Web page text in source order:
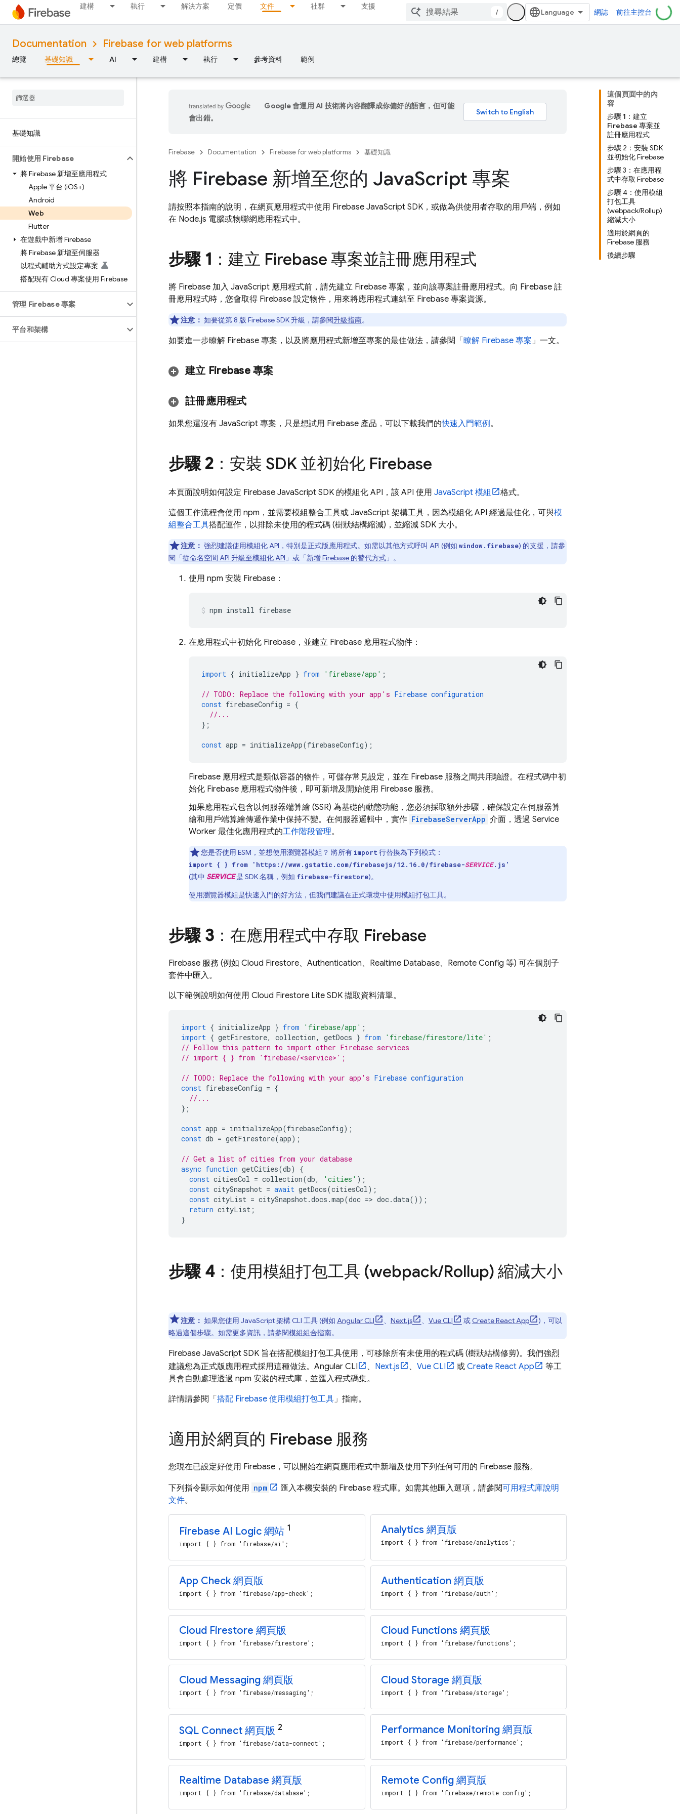
建構 執行 解決方案 定價 文件 社群 支援
/ 網誌 前往主控台
Documentation Firebase for web platforms
總覽 基礎知識 AI 建構 執行 參考資料 範例
基礎知識
開始使用 Firebase
將 Firebase 新增至應用程式
Apple 平台 (iOS+)
Android
Web
Flutter
在遊戲中新增 Firebase
將 Firebase 新增至伺服器
以程式輔助方式設定專案
搭配現有 Cloud 專案使用 Firebase
管理 Firebase 專案
平台和架構
這個頁面中的內
容
步驟 1：建立
Firebase 專案並
註冊應用程式
步驟 2：安裝 SDK
並初始化 Firebase
步驟 3：在應用程
式中存取 Firebase
步驟 4：使用模組
打包工具
(webpack/Rollup)
縮減大小
適用於網頁的
Firebase 服務
後續步驟
Google 會運用 AI 技術將內容翻譯成你偏好的語言，但可能
會出錯。
Firebase Documentation Firebase for web platforms 基礎知識
將 Firebase 新增至您的 JavaScript 專案
請按照本指南的說明，在網頁應用程式中使用 Firebase JavaScript SDK，或做為供使用者存取的用戶端，例如
在 Node.js 電腦或物聯網應用程式中。
步驟 1 ：建立 Firebase 專案並註冊應用程式
將 Firebase 加入 JavaScript 應用程式前，請先建立 Firebase 專案，並向該專案註冊應用程式。向 Firebase 註
冊應用程式時，您會取得 Firebase 設定物件，用來將應用程式連結至 Firebase 專案資源。
注意： 如要從第 8 版 Firebase SDK 升級，請參閱升級指南。
如要進一步瞭解 Firebase 專案，以及將應用程式新增至專案的最佳做法，請參閱「 瞭解 Firebase 專案」一文。
建立 Firebase 專案
註冊應用程式
如果您還沒有 JavaScript 專案，只是想試用 Firebase 產品，可以下載我們的快速入門範例。
步驟 2 ：安裝 SDK 並初始化 Firebase
本頁面說明如何設定 Firebase JavaScript SDK 的模組化 API，該 API 使用 JavaScript 模組
格式。
這個工作流程會使用 npm，並需要模組整合工具或 JavaScript 架構工具，因為模組化 API 經過最佳化，可與模
組整合工具搭配運作，以排除未使用的程式碼 (樹狀結構縮減)，並縮減 SDK 大小。
注意： 強烈建議使用模組化 API，特別是正式版應用程式。如需以其他方式呼叫 API (例如 window.firebase) 的支援，請參
閱「從命名空間 API 升級至模組化 API 」或「新增 Firebase 的替代方式 」。
使用 npm 安裝 Firebase：
npm install firebase
在應用程式中初始化 Firebase，並建立 Firebase 應用程式物件：
import { initializeApp } from 'firebase/app' ;
// TODO: Replace the following with your app's Firebase configuration
const firebaseConfig = {
//...
};
const app = initializeApp(firebaseConfig);
Firebase 應用程式是類似容器的物件，可儲存常見設定，並在 Firebase 服務之間共用驗證。在程式碼中初
始化 Firebase 應用程式物件後，即可新增及開始使用 Firebase 服務。
如果應用程式包含以伺服器端算繪 (SSR) 為基礎的動態功能，您必須採取額外步驟，確保設定在伺服器算
繪和用戶端算繪傳遞作業中保持不變。在伺服器邏輯中，實作 FirebaseServerApp 介面，透過 Service
Worker 最佳化應用程式的工作階段管理。
您是否使用 ESM，並想使用瀏覽器模組？ 將所有 import 行替換為下列模式：
import { } from 'https://www.gstatic.com/firebasejs/12.16.0/firebase-SERVICE.js'
(其中 SERVICE是 SDK 名稱，例如 firebase-firestore)。
使用瀏覽器模組是快速入門的好方法，但我們建議在正式環境中使用模組打包工具。
步驟 3 ：在應用程式中存取 Firebase
Firebase 服務 (例如 Cloud Firestore、 Authentication、 Realtime Database、 Remote Config 等) 可在個別子
套件中匯入。
以下範例說明如何使用 Cloud Firestore Lite SDK 擷取資料清單。
import { initializeApp } from 'firebase/app' ;
import { getFirestore, collection, getDocs } from 'firebase/firestore/lite' ;
// Follow this pattern to import other Firebase services
// import { } from 'firebase/<service>';
// TODO: Replace the following with your app's Firebase configuration
const firebaseConfig = {
//...
};
const app = initializeApp(firebaseConfig);
const db = getFirestore(app);
// Get a list of cities from your database
async function getCities(db)
{
const citiesCol = collection(db, 'cities' );
const citySnapshot = await getDocs(citiesCol);
const cityList = citySnapshot.docs .map(doc => doc.data());
return cityList ;
}
步驟 4：使用模組打包工具 (webpack/Rollup) 縮減大小
注意： 如果您使用 JavaScript 架構 CLI 工具 (例如 Angular CLI 、 Next.js 、 Vue CLI 或 Create React App
)，可以
略過這個步驟。如需更多資訊，請參閱模組組合指南。
Firebase JavaScript SDK 旨在搭配模組打包工具使用，可移除所有未使用的程式碼 (樹狀結構修剪)。我們強烈
建議您為正式版應用程式採用這種做法。Angular CLI
、 Next.js 、 Vue CLI 或 Create React App
等工
具會自動處理透過 npm 安裝的程式庫，並匯入程式碼集。
詳情請參閱「 搭配 Firebase 使用模組打包工具」指南。
適用於網頁的 Firebase 服務
您現在已設定好使用 Firebase，可以開始在網頁應用程式中新增及使用下列任何可用的 Firebase 服務。
下列指令顯示如何使用 npm 匯入本機安裝的 Firebase 程式庫。如需其他匯入選項，請參閱可用程式庫說明
文件。
Firebase AI Logic 網站 1
import { } from 'firebase/ai';
Analytics 網頁版
import { } from 'firebase/analytics';
App Check 網頁版
import { } from 'firebase/app-check';
Authentication網頁版
import { } from 'firebase/auth';
Cloud Firestore 網頁版
import { } from 'firebase/firestore';
Cloud Functions 網頁版
import { } from 'firebase/functions';
Cloud Messaging 網頁版
import { } from 'firebase/messaging';
Cloud Storage 網頁版
import { } from 'firebase/storage';
SQL Connect 網頁版 2
import { } from 'firebase/data-connect';
Performance Monitoring網頁版
import { } from 'firebase/performance';
Realtime Database 網頁版
import { } from 'firebase/database';
Remote Config網頁版
import { } from 'firebase/remote-config';